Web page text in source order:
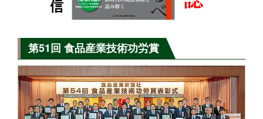
第51回 食品産業技術功労賞